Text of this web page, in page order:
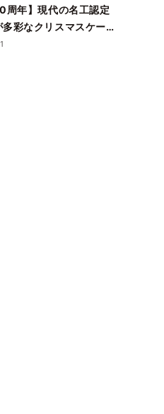
周年】現代の名工認定
多彩なクリスマスケー
スイーツを手掛ける